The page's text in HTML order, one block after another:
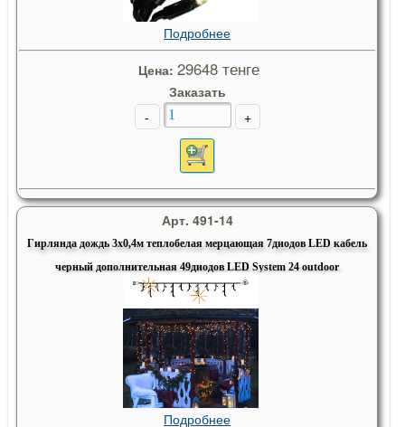
Подробнее
Цена: 29648 тенге
Заказать
-
+
Арт. 491-14
Гирлянда дождь 3х0,4м теплобелая мерцающая 7диодов LED кабель
черный дополнительная 49диодов LED System 24 outdoor
Подробнее